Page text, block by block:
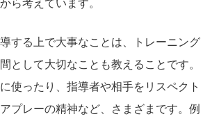
ら考えています。
する上で大事なことは、トレーニング
として大切なことも教えることです。
使ったり、指導者や相手をリスペクト
プレーの精神など、さまざまです。例